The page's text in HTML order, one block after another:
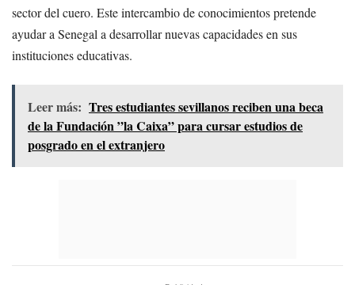
sector del cuero. Este intercambio de conocimientos pretende
ayudar a Senegal a desarrollar nuevas capacidades en sus
instituciones educativas.
Leer más: Tres estudiantes sevillanos reciben una beca
de la Fundación ”la Caixa” para cursar estudios de
posgrado en el extranjero